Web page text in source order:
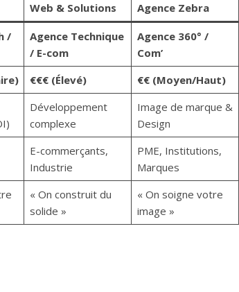
Web & Solutions Agence Zebra
/
Agence Technique
/ E-com
Agence 360° /
Com’
€€€ (Élevé) €€ (Moyen/Haut)
Développement
complexe
Image de marque &
Design
E-commerçants,
Industrie
PME, Institutions,
Marques
« On construit du
solide »
« On soigne votre
image »